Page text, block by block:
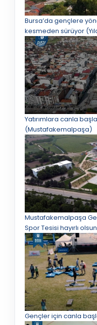
Bursa’da gençlere
kesmeden sürüyor
Yatırımlara canla
(Mustafakemalpaşa)
Mustafakemalpaşa
Spor Tesisi hayırlı olsun
Gençler için canla